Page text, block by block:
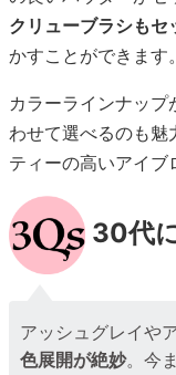
クリューブラシもセ
かすことができます。
カラーラインナッ
わせて選べるのも魅
ティーの高いアイブ
30代
アッシュグレイや
色展開が絶妙。今